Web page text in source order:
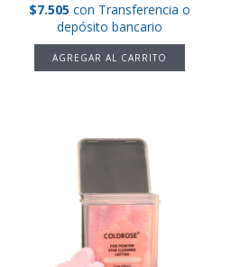
$7.505 con Transferencia o
depósito bancario